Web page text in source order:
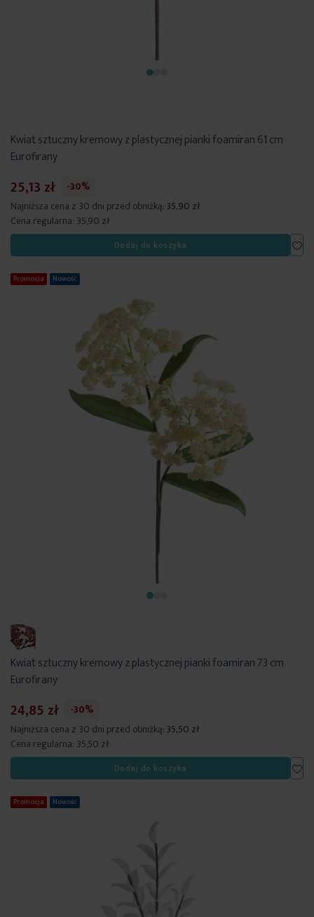
Kwiat sztuczny kremowy z plastycznej pianki foamiran 61 cm
Eurofirany
25,13 zł
-30%
Najniższa cena z 30 dni przed obniżką:35,90 zł
Cena regularna: 35,90 zł
Dodaj do koszyka
Promocja Nowość
Kwiat sztuczny kremowy z plastycznej pianki foamiran 73 cm
Eurofirany
24,85 zł
-30%
Najniższa cena z 30 dni przed obniżką:35,50 zł
Cena regularna: 35,50 zł
Dodaj do koszyka
Promocja Nowość